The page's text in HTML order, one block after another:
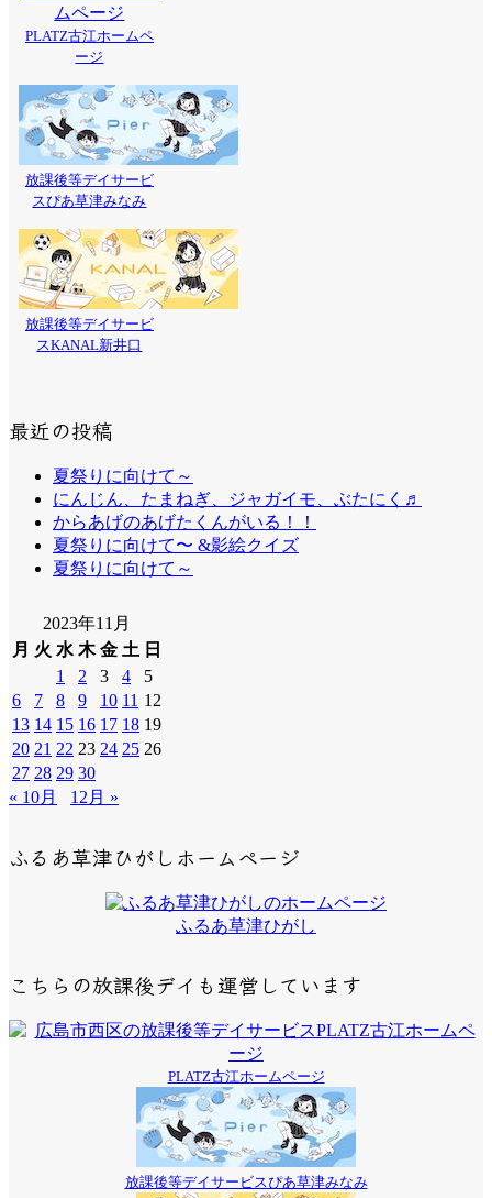
PLATZ古江ホームペ
ージ
放課後等デイサービ
スぴあ草津みなみ
放課後等デイサービ
スKANAL新井口
最近の投稿
夏祭りに向けて～
にんじん、たまねぎ、ジャガイモ、ぶたにく♬
からあげのあげたくんがいる！！
夏祭りに向けて〜 &影絵クイズ
夏祭りに向けて～
2023年11月
月 火 水 木 金 土 日
1
2 3 4
5
6
7 8 9 10 11 12
13 14 15 16 17 18 19
20 21 22 23 24 25 26
27 28 29 30
« 10月
12月 »
ふるあ草津ひがしホームページ
ふるあ草津ひがし
こちらの放課後デイも運営しています
PLATZ古江ホームページ
放課後等デイサービスぴあ草津みなみ